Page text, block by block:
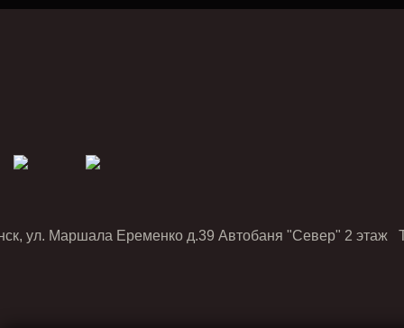
ул. Маршала Еременко д.39 Автобаня "Север" 2 этаж